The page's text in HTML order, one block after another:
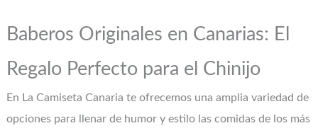
Baberos Originales en Canarias: El
Regalo Perfecto para el Chinijo
En La Camiseta Canaria te ofrecemos una amplia variedad de
opciones para llenar de humor y estilo las comidas de los más